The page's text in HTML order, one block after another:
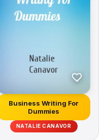
Business Writing For
Dummies
NATALIE CANAVOR